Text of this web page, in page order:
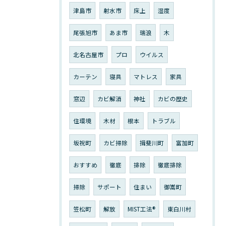
津島市 射水市 床上 湿度
尾張旭市 あま市 瑞浪 木
北名古屋市 プロ ウイルス
カーテン 寝具 マトレス 家具
窓辺 カビ解消 神社 カビの歴史
住環境 木材 根本 トラブル
坂祝町 カビ掃除 揖斐川町 富加町
おすすめ 徹底 排除 徹底排除
掃除 サポート 住まい 御嵩町
笠松町 解放 MIST工法®︎ 東白川村